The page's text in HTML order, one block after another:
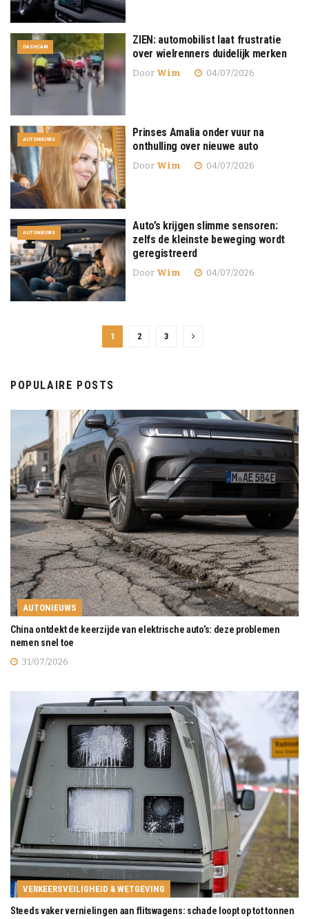
DASHCAM
ZIEN: automobilist laat frustratie
over wielrenners duidelijk merken
Door Wim 04/07/2026
AUTONIEUWS
Prinses Amalia onder vuur na
onthulling over nieuwe auto
Door Wim 04/07/2026
AUTONIEUWS
Auto’s krijgen slimme sensoren:
zelfs de kleinste beweging wordt
geregistreerd
Door Wim 04/07/2026
1 2 3
POPULAIRE POSTS
AUTONIEUWS
China ontdekt de keerzijde van elektrische auto’s: deze problemen
nemen snel toe
31/07/2026
VERKEERSVEILIGHEID & WETGEVING
Steeds vaker vernielingen aan flitswagens: schade loopt op tot tonnen